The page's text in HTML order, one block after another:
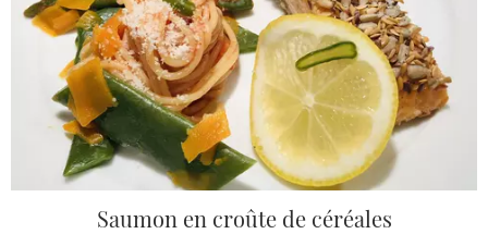
Saumon en croûte de céréales